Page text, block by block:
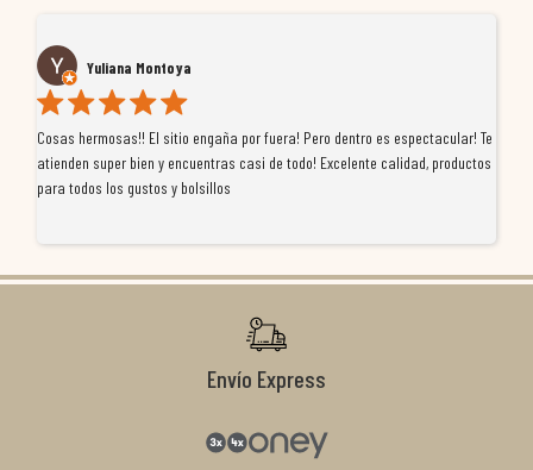
Yuliana Montoya
Cosas hermosas!! El sitio engaña por fuera! Pero dentro es espectacular! Te
atienden super bien y encuentras casi de todo! Excelente calidad, productos
para todos los gustos y bolsillos
Envío Express